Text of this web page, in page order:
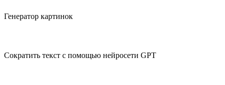
Генератор картинок
Сократить текст с помощью нейросети GPT